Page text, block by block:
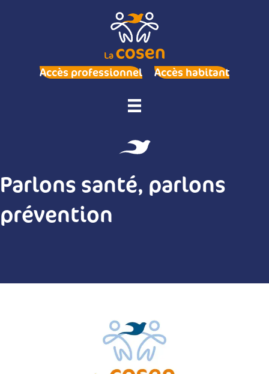
Accès professionnel Accès habitant
Parlons santé, parlons
prévention